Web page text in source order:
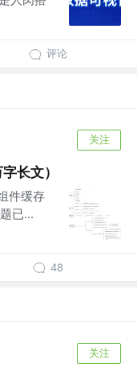
评论
关注
长文）
件缓存
已...
48
关注